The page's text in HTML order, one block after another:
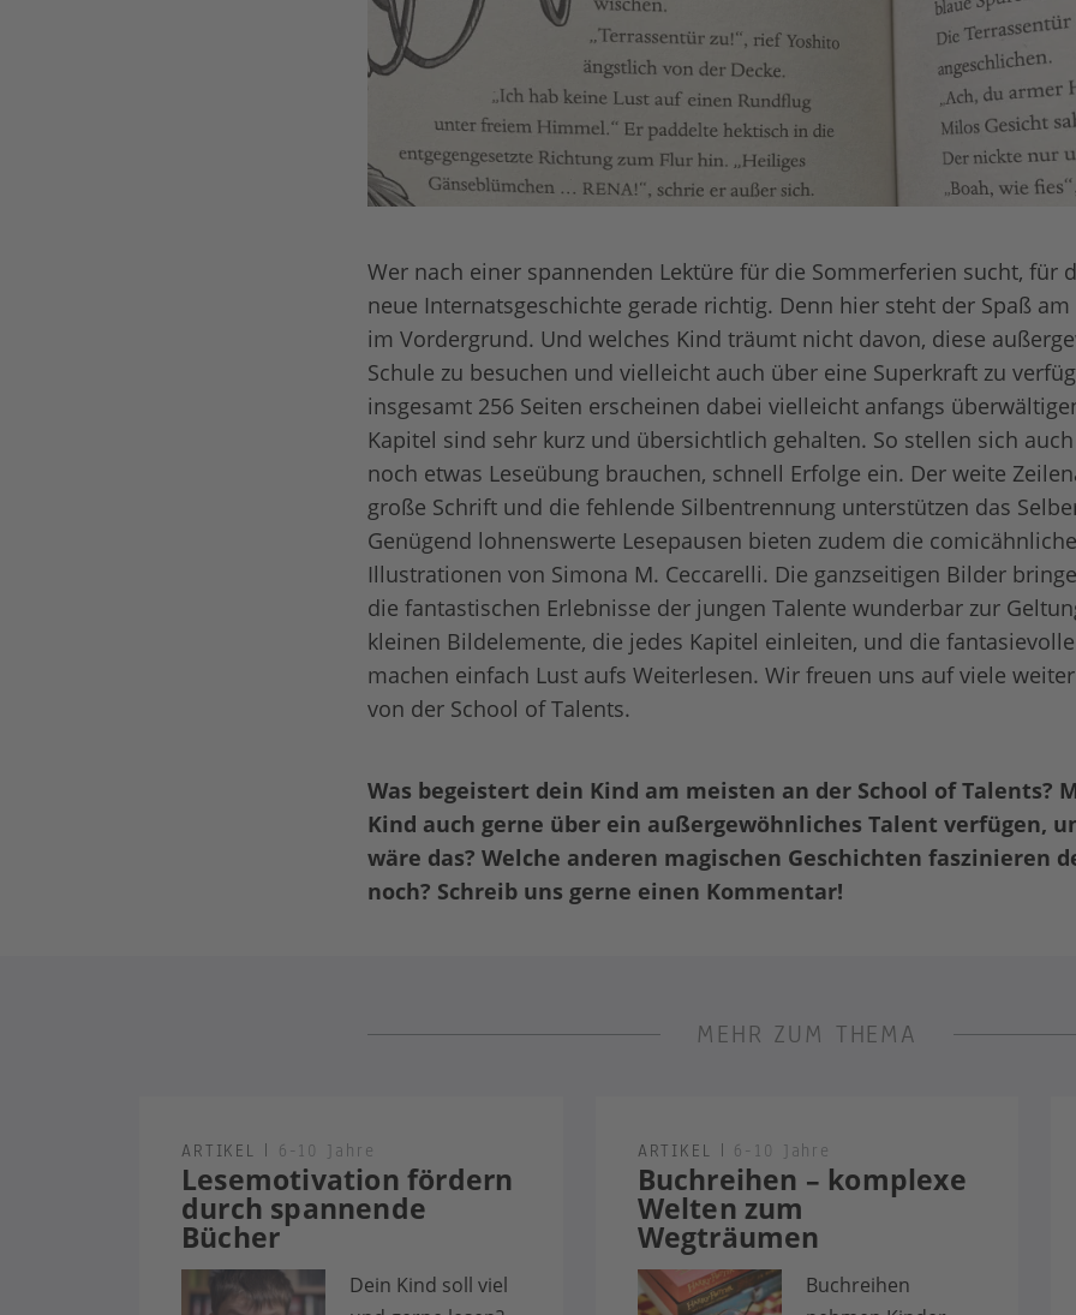
Wer nach einer spannenden Lektüre für die Sommerferien sucht, für
neue Internatsgeschichte gerade richtig. Denn hier steht der Spaß
im Vordergrund. Und welches Kind träumt nicht davon, diese
Schule zu besuchen und vielleicht auch über eine Superkraft zu
insgesamt 256 Seiten erscheinen dabei vielleicht anfangs
Kapitel sind sehr kurz und übersichtlich gehalten. So stellen sich
noch etwas Leseübung brauchen, schnell Erfolge ein. Der weite
große Schrift und die fehlende Silbentrennung unterstützen das
Genügend lohnenswerte Lesepausen bieten zudem die
Illustrationen von Simona M. Ceccarelli. Die ganzseitigen Bilder
die fantastischen Erlebnisse der jungen Talente wunderbar zur
kleinen Bildelemente, die jedes Kapitel einleiten, und die
machen einfach Lust aufs Weiterlesen. Wir freuen uns auf viele
von der School of Talents.
Was begeistert dein Kind am meisten an der School of Talents?
Kind auch gerne über ein außergewöhnliches Talent verfügen,
wäre das? Welche anderen magischen Geschichten faszinieren
noch? Schreib uns gerne einen Kommentar!
MEHR ZUM THEMA
Lesemotivation fördern
durch spannende
Bücher
ARTIKEL | 6-10 Jahre
Dein Kind soll viel
Buchreihen – komplexe
Welten zum
Wegträumen
ARTIKEL | 6-10 Jahre
Buchreihen